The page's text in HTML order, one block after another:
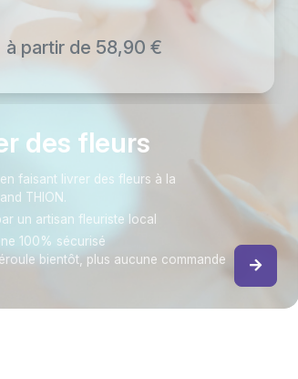
à partir de 58,90 €
des fleurs
faisant livrer des fleurs à la
THION.
un artisan fleuriste local
100% sécurisé
bientôt, plus aucune commande